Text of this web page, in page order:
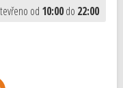
od 10:00do 22:00